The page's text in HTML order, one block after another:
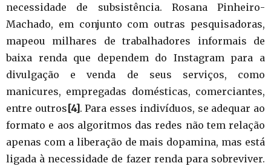
necessidade de subsistência. Rosana Pinheiro-
Machado, em conjunto com outras pesquisadoras,
mapeou milhares de trabalhadores informais de
baixa renda que dependem do Instagram para a
divulgação e venda de seus serviços, como
manicures, empregadas domésticas, comerciantes,
entre outros [4] . Para esses indivíduos, se adequar ao
formato e aos algoritmos das redes não tem relação
apenas com a liberação de mais dopamina, mas está
ligada à necessidade de fazer renda para sobreviver.